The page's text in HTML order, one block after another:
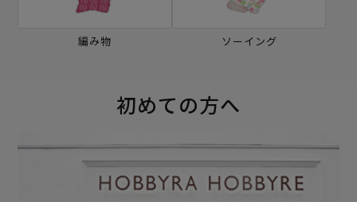
編み物 ソーイング
初めての方へ